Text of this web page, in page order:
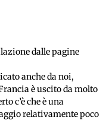
dalle pagine
anche da noi,
è uscito da molto
c’è che è una
relativamente poco